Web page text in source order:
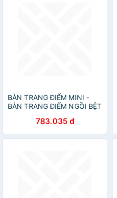
BÀN TRANG ĐIỂM MINI -
BÀN TRANG ĐIỂM NGỒI BỆT
KHÁNG ẨM783.035 đ